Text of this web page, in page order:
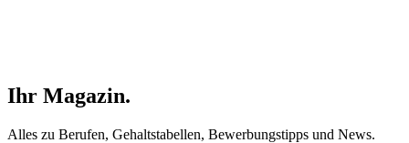
Ihr Magazin.
Alles zu Berufen, Gehaltstabellen, Bewerbungstipps und News.